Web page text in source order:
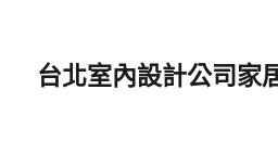
台北室內設計公司家